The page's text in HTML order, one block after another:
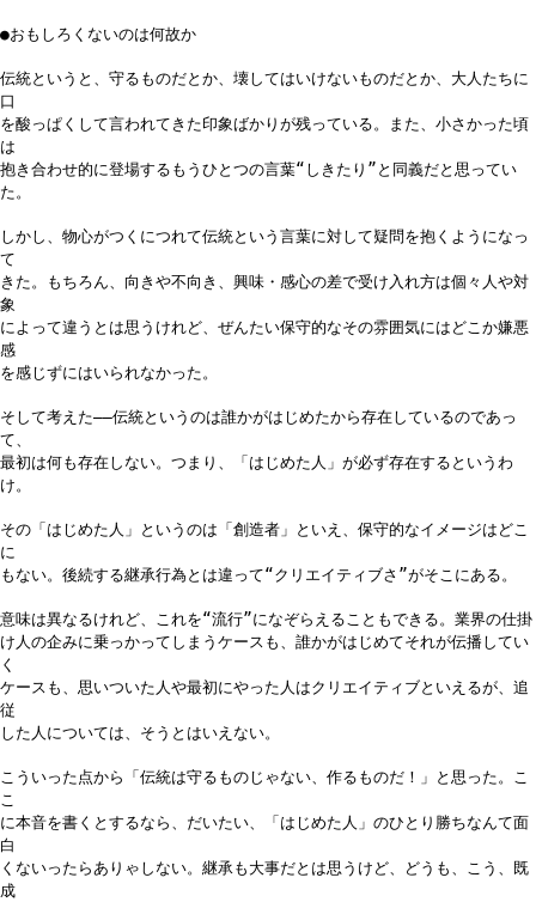
●おもしろくないのは何故か
伝統というと、守るものだとか、壊してはいけないものだとか、大人たちに
口
を酸っぱくして言われてきた印象ばかりが残っている。また、小さかった頃
は
抱き合わせ的に登場するもうひとつの言葉“しきたり”と同義だと思ってい
た。
しかし、物心がつくにつれて伝統という言葉に対して疑問を抱くようになっ
て
きた。もちろん、向きや不向き、興味・感心の差で受け入れ方は個々人や対
象
によって違うとは思うけれど、ぜんたい保守的なその雰囲気にはどこか嫌悪
感
を感じずにはいられなかった。
そして考えた――伝統というのは誰かがはじめたから存在しているのであっ
て、
最初は何も存在しない。つまり、「はじめた人」が必ず存在するというわ
け。
その「はじめた人」というのは「創造者」といえ、保守的なイメージはどこ
に
もない。後続する継承行為とは違って“クリエイティブさ”がそこにある。
意味は異なるけれど、これを“流行”になぞらえることもできる。業界の仕掛
け人の企みに乗っかってしまうケースも、誰かがはじめてそれが伝播してい
く
ケースも、思いついた人や最初にやった人はクリエイティブといえるが、追
従
した人については、そうとはいえない。
こういった点から「伝統は守るものじゃない、作るものだ！」と思った。こ
こ
に本音を書くとするなら、だいたい、「はじめた人」のひとり勝ちなんて面
白
くないったらありゃしない。継承も大事だとは思うけど、どうも、こう、既
成